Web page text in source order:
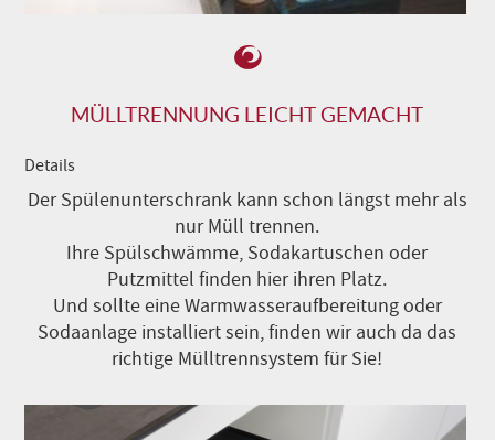
MÜLLTRENNUNG LEICHT GEMACHT
Details
Der Spülenunterschrank kann schon längst mehr als
nur Müll trennen.
Ihre Spülschwämme, Sodakartuschen oder
Putzmittel finden hier ihren Platz.
Und sollte eine Warmwasseraufbereitung oder
Sodaanlage installiert sein, finden wir auch da das
richtige Mülltrennsystem für Sie!